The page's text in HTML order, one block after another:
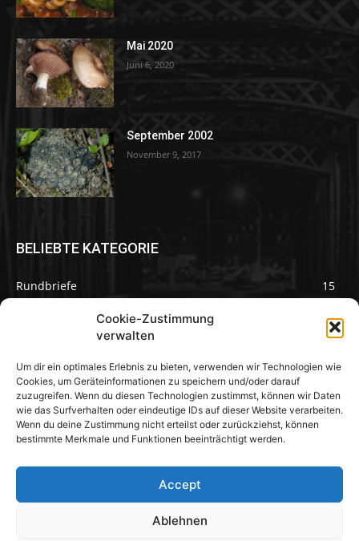
Cookie-Zustimmung
verwalten
Um dir ein optimales Erlebnis zu bieten, verwenden wir Technologien wie
Cookies, um Geräteinformationen zu speichern und/oder darauf
zuzugreifen. Wenn du diesen Technologien zustimmst, können wir Daten
wie das Surfverhalten oder eindeutige IDs auf dieser Website verarbeiten.
Wenn du deine Zustimmung nicht erteilst oder zurückziehst, können
bestimmte Merkmale und Funktionen beeinträchtigt werden.
Accept
Ablehnen
Mai 2020
Juni 6, 2020
September 2002
November 9, 2017
BELIEBTE KATEGORIE
Rundbriefe
15
Pilzseite
Seltene Pilze aus Mainfranken und
Deutschland